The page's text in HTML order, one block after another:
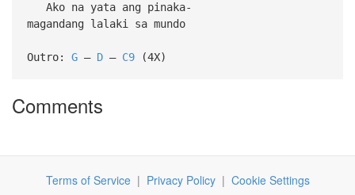
Ako na yata ang pinaka-
magandang lalaki sa mundo
Outro: G– D– C9(4X)
Comments
Terms of Service| Privacy Policy| Cookie Settings